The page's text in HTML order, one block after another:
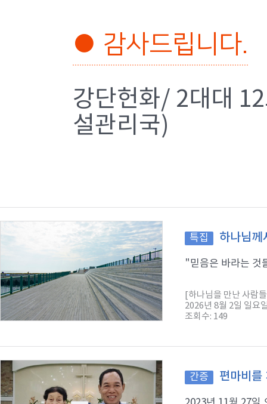
● 감사드립니다.
강단헌화/ 2대대
설관리국)
특집 하나님께
"믿음은 바라는 것
[하나님을 만난 사람
2026년 8월 2일 일요
조회수: 149
간증 편마비를